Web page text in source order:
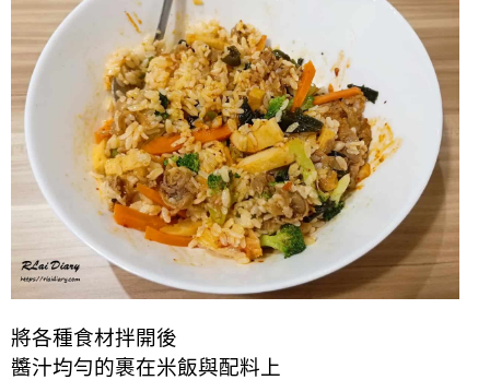
將各種食材拌開後
醬汁均勻的裹在米飯與配料上